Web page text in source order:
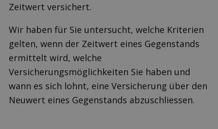
Zeitwert versichert.
Wir haben für Sie untersucht, welche Kriterien
gelten, wenn der Zeitwert eines Gegenstands
ermittelt wird, welche
Versicherungsmöglichkeiten Sie haben und
wann es sich lohnt, eine Versicherung über den
Neuwert eines Gegenstands abzuschliessen.